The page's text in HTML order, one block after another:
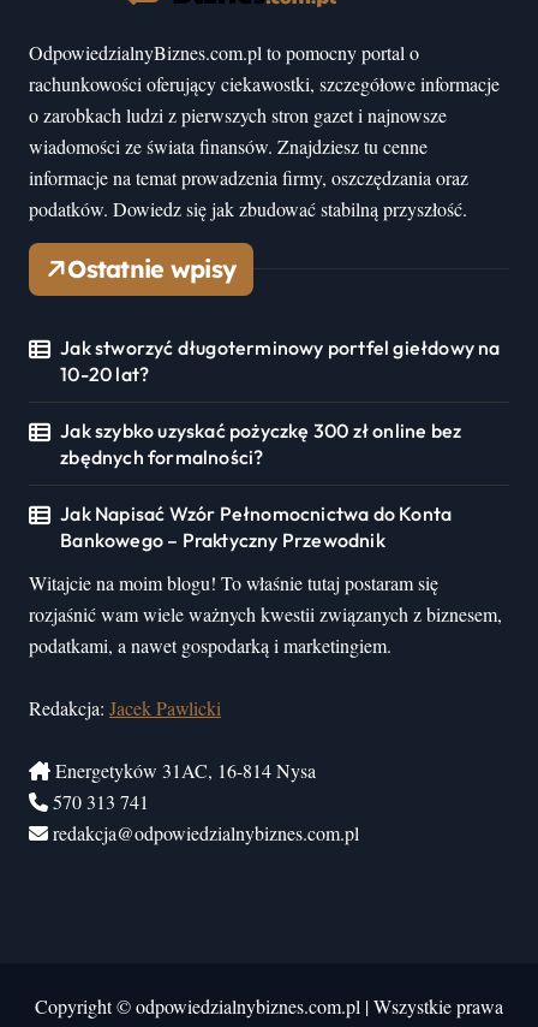
OdpowiedzialnyBiznes.com.pl to pomocny portal o
rachunkowości oferujący ciekawostki, szczegółowe informacje
o zarobkach ludzi z pierwszych stron gazet i najnowsze
wiadomości ze świata finansów. Znajdziesz tu cenne
informacje na temat prowadzenia firmy, oszczędzania oraz
podatków. Dowiedz się jak zbudować stabilną przyszłość.
Ostatnie wpisy
Jak stworzyć długoterminowy portfel giełdowy na
10-20 lat?
Jak szybko uzyskać pożyczkę 300 zł online bez
zbędnych formalności?
Jak Napisać Wzór Pełnomocnictwa do Konta
Bankowego – Praktyczny Przewodnik
Witajcie na moim blogu! To właśnie tutaj postaram się
rozjaśnić wam wiele ważnych kwestii związanych z biznesem,
podatkami, a nawet gospodarką i marketingiem.
Redakcja: Jacek Pawlicki
Energetyków 31AC, 16-814 Nysa
570 313 741
redakcja@odpowiedzialnybiznes.com.pl
Copyright © odpowiedzialnybiznes.com.pl |Wszystkie prawa